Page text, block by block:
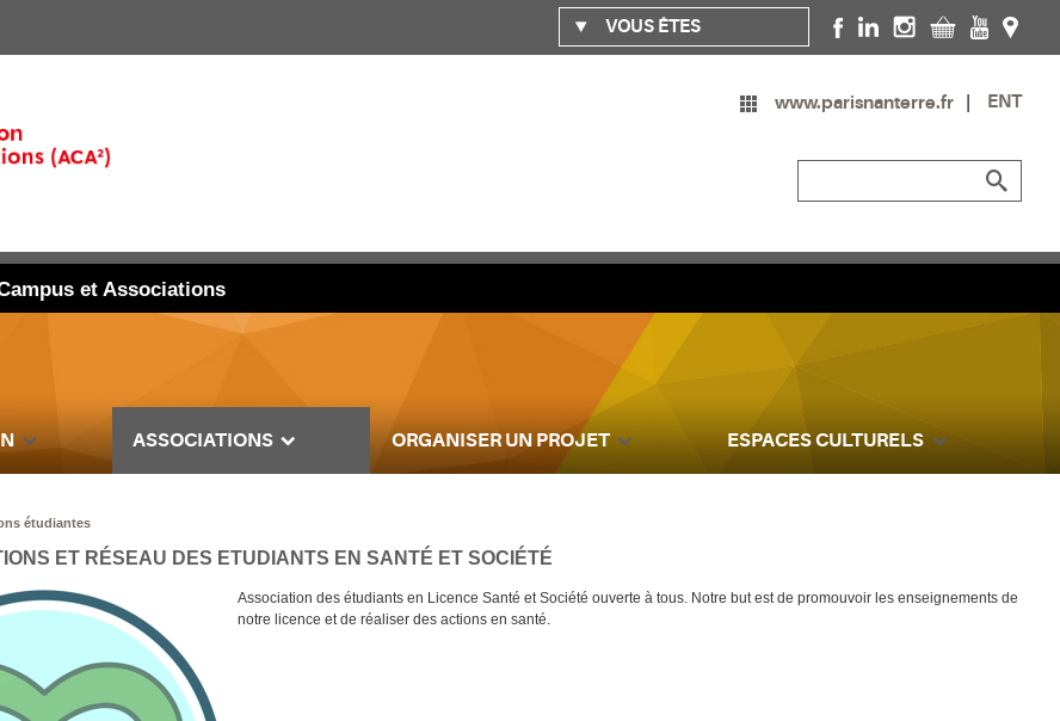
VOUS ÊTES
www.parisnanterre.fr ENT
et Associations
ASSOCIATIONS ORGANISER UN PROJET ESPACES CULTURELS
étudiantes
ET RÉSEAU DES ETUDIANTS EN SANTÉ ET SOCIÉTÉ
Association des étudiants en Licence Santé et Société ouverte à tous. Notre but est de promouvoir les enseignements de
notre licence et de réaliser des actions en santé.